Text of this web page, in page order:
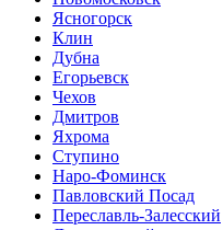
Ясногорск
Клин
Дубна
Егорьевск
Чехов
Дмитров
Яхрома
Ступино
Наро-Фоминск
Павловский Посад
Переславль-Залесский